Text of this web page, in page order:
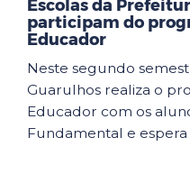
Escolas da
participam do
Educador
Neste segundo
Guarulhos realiza o
Educador com os
Fundamental e espera